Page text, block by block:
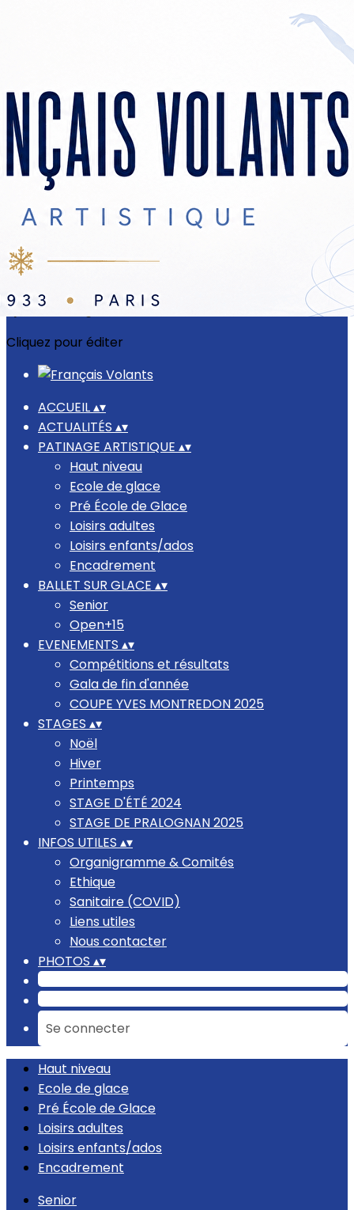
?>
Images de la page d'accueil
Cliquez pour éditer
Ajoutez un logo, un bouton, des réseaux sociaux
Cliquez pour éditer
ACCUEIL▴▾
ACTUALITÉS ▴▾
PATINAGE ARTISTIQUE ▴▾
Haut niveau
Ecole de glace
Pré École de Glace
Loisirs adultes
Loisirs enfants/ados
Encadrement
BALLET SUR GLACE ▴▾
Senior
Open+15
EVENEMENTS ▴▾
Compétitions et résultats
Gala de fin d'année
COUPE YVES MONTREDON 2025
STAGES ▴▾
Noël
Hiver
Printemps
STAGE D'ÉTÉ 2024
STAGE DE PRALOGNAN 2025
INFOS UTILES ▴▾
Organigramme & Comités
Ethique
Sanitaire (COVID)
Liens utiles
Nous contacter
PHOTOS ▴▾
Se connecter
Haut niveau
Ecole de glace
Pré École de Glace
Loisirs adultes
Loisirs enfants/ados
Encadrement
Senior